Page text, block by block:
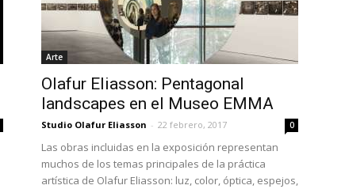
Arte
Olafur Eliasson: Pentagonal
landscapes en el Museo EMMA
Studio Olafur Eliasson - 22 febrero, 2017 0
Las obras incluidas en la exposición representan
muchos de los temas principales de la práctica
artística de Olafur Eliasson: luz, color, óptica, espejos,